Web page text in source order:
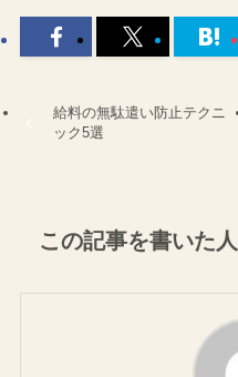
給料の無駄遣い防止テクニ
ック5選
この記事を書いた人